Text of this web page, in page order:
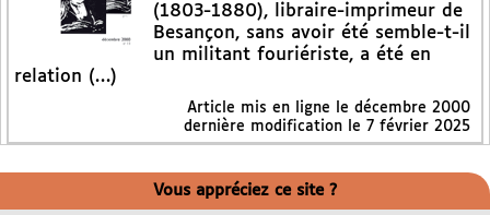
(1803-1880), libraire-imprimeur de
Besançon, sans avoir été semble-t-il
un militant fouriériste, a été en
relation (…)
Article mis en ligne le décembre 2000
dernière modification le 7 février 2025
Vous appréciez ce site ?